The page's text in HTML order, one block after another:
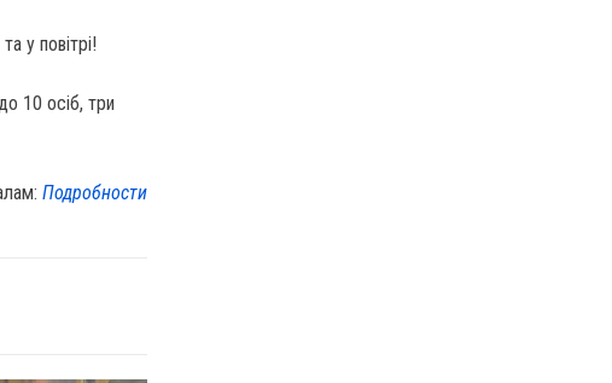
у повітрі!
10 осіб, три
Подробности